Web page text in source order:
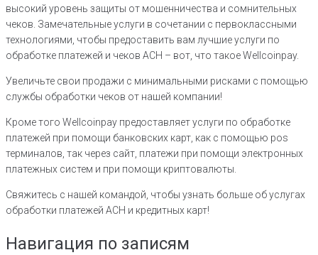
высокий уровень защиты от мошенничества и сомнительных
чеков. Замечательные услуги в сочетании с первоклассными
технологиями, чтобы предоставить вам лучшие услуги по
обработке платежей и чеков ACH – вот, что такое Wellcoinpay.
Увеличьте свои продажи с минимальными рисками с помощью
службы обработки чеков от нашей компании!
Кроме того Wellcoinpay предоставляет услуги по обработке
платежей при помощи банковских карт, как с помощью pos
терминалов, так через сайт, платежи при помощи электронных
платежных систем и при помощи криптовалюты.
Свяжитесь с нашей командой, чтобы узнать больше об услугах
обработки платежей ACH и кредитных карт!
Навигация по записям